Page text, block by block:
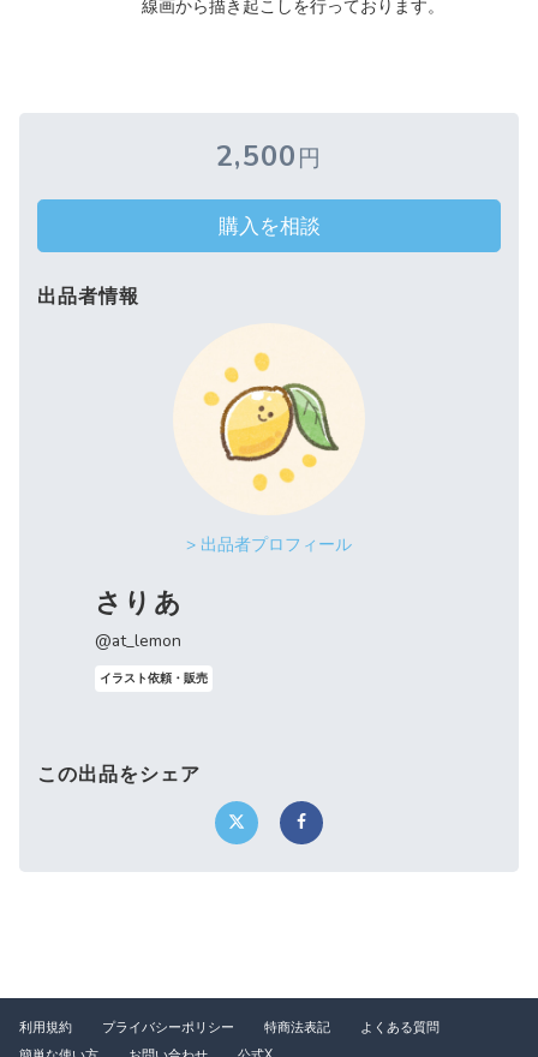
線画から描き起こしを行っております。
2,500円
購入を相談
出品者情報
> 出品者プロフィール
さりあ
@at_lemon
イラスト依頼・販売
この出品をシェア
利用規約 プライバシーポリシー 特商法表記
よくある質問